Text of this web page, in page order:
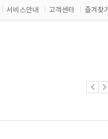
서비스안내 고객센터 즐겨찾기